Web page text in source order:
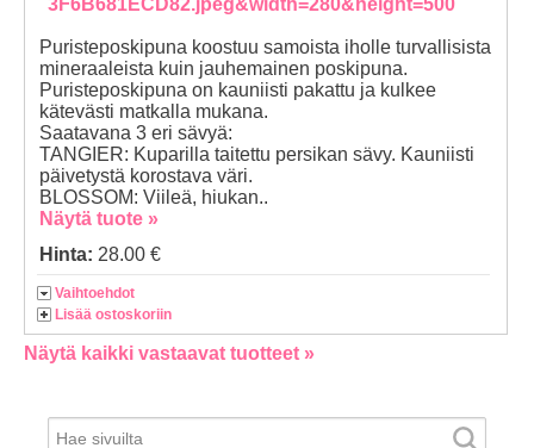
Puristeposkipuna koostuu samoista iholle turvallisista
mineraaleista kuin jauhemainen poskipuna.
Puristeposkipuna on kauniisti pakattu ja kulkee
kätevästi matkalla mukana.
Saatavana 3 eri sävyä:
TANGIER: Kuparilla taitettu persikan sävy. Kauniisti
päivetystä korostava väri.
BLOSSOM: Viileä, hiukan..
Näytä tuote »
Hinta: 28.00 €
Vaihtoehdot
Lisää ostoskoriin
Näytä kaikki vastaavat tuotteet »